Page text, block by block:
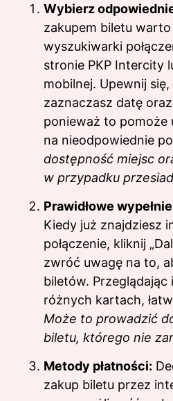
Wybierz
zakupem biletu
wyszukiwarki
stronie PKP Intercity
mobilnej. Upewnij się,
zaznaczasz datę
ponieważ to pomoże
na nieodpowiednie
dostępność miejsc
w przypadku
Prawidłowe
Kiedy już znajdziesz
połączenie, kliknij
zwróć uwagę na to,
biletów. Przeglądając
różnych kartach,
Może to prowadzić
biletu, którego nie
Metody płatności:
zakup biletu przez